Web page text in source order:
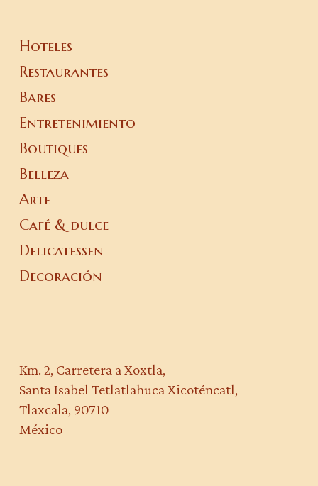
Hoteles
Restaurantes
Bares
Entretenimiento
Boutiques
Belleza
Arte
Café & dulce
Delicatessen
Decoración
Km. 2, Carretera a Xoxtla,
Santa Isabel Tetlatlahuca Xicoténcatl,
Tlaxcala, 90710
México